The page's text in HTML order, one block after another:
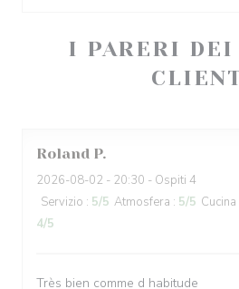
I PARERI DEI
Roland P
2026-08-02 - 20:30 - Ospiti 4
Servizio : 5/5 Atmosfera : 5/5 Cucina
4/5
Très bien comme d habitude